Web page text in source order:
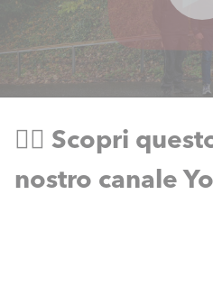
👉🏻 Scopri
nostro canale